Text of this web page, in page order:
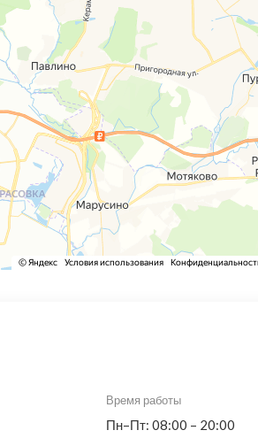
Время работы
Пн–Пт: 08:00 – 20:00